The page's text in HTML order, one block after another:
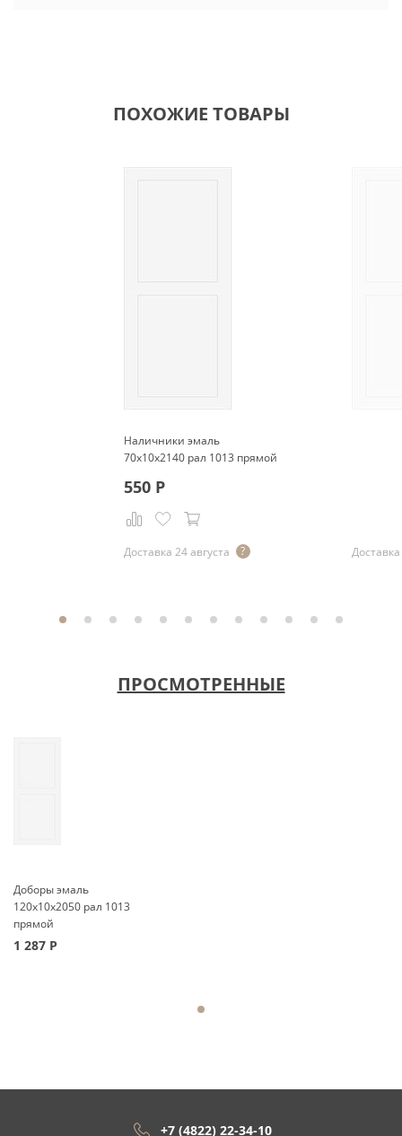
ПОХОЖИЕ ТОВАРЫ
Наличники эмаль
70x10x2140 рал 1013 прямой
550Р
Доставка 24 августа Доставка
ПРОСМОТРЕННЫЕ
Доборы эмаль
120x10x2050 рал 1013
прямой
1 287 Р
+7 (4822) 22-34-10